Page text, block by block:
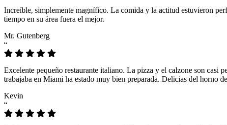
Increíble, simplemente magnífico. La comida y la actitud estuvieron
tiempo en su área fuera el mejor.
Mr. Gutenberg
“
Excelente pequeño restaurante italiano. La pizza y el calzone son casi
trabajaba en Miami ha estado muy bien preparada. Delicias del horno
Kevin
“